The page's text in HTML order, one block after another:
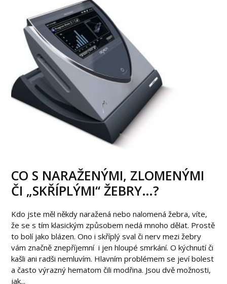
CO S NARAŽENÝMI, ZLOMENÝMI
ČI „SKŘÍPLÝMI“ ŽEBRY…?
Kdo jste měl někdy naražená nebo nalomená žebra, víte,
že se s tím klasickým způsobem nedá mnoho dělat. Prostě
to bolí jako blázen. Ono i skříplý sval či nerv mezi žebry
vám značně znepříjemní i jen hloupé smrkání. O kýchnutí či
kašli ani radši nemluvím. Hlavním problémem se jeví bolest
a často výrazný hematom čili modřina. Jsou dvě možnosti,
jak...